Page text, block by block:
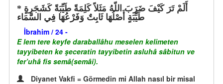
طَيِّبَةٍ أَصْلُهَا ثَابِتٌ وَفَرْعُهَا فِي السَّمَاء
İbrahim / 24 -
E lem tere keyfe daraballâhu meselen kelimeten
tayyibeten ke şeceratin tayyibetin asluhâ sâbitun ve
fer’uhâ fis semâ(semâi).
Diyanet Vakfi = Görmedin mi Allah nasıl bir misal